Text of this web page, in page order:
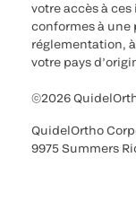
votre accès à
conformes à une
réglementation,
votre pays
©2026
QuidelOrtho
9975 Summers